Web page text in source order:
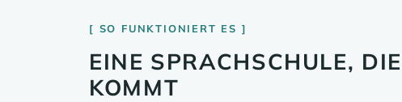
SO FUNKTIONIERT ES
EINE SPRACHSCHULE,
KOMMT